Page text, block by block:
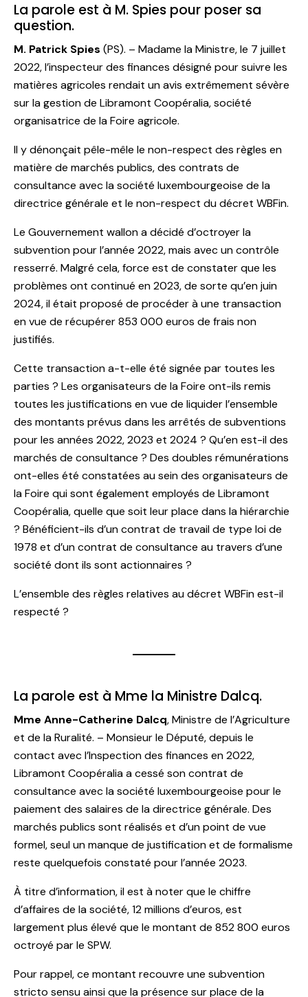
La parole est à M. Spies pour poser sa
question.
M. Patrick Spies (PS). – Madame la Ministre, le 7 juillet
2022, l’inspecteur des finances désigné pour suivre les
matières agricoles rendait un avis extrêmement sévère
sur la gestion de Libramont Coopéralia, société
organisatrice de la Foire agricole.
Il y dénonçait pêle-mêle le non-respect des règles en
matière de marchés publics, des contrats de
consultance avec la société luxembourgeoise de la
directrice générale et le non-respect du décret WBFin.
Le Gouvernement wallon a décidé d’octroyer la
subvention pour l’année 2022, mais avec un contrôle
resserré. Malgré cela, force est de constater que les
problèmes ont continué en 2023, de sorte qu’en juin
2024, il était proposé de procéder à une transaction
en vue de récupérer 853 000 euros de frais non
justifiés.
Cette transaction a-t-elle été signée par toutes les
parties ? Les organisateurs de la Foire ont-ils remis
toutes les justifications en vue de liquider l’ensemble
des montants prévus dans les arrêtés de subventions
pour les années 2022, 2023 et 2024 ? Qu’en est-il des
marchés de consultance ? Des doubles rémunérations
ont-elles été constatées au sein des organisateurs de
la Foire qui sont également employés de Libramont
Coopéralia, quelle que soit leur place dans la hiérarchie
? Bénéficient-ils d’un contrat de travail de type loi de
1978 et d’un contrat de consultance au travers d’une
société dont ils sont actionnaires ?
L’ensemble des règles relatives au décret WBFin est-il
respecté ?
La parole est à Mme la Ministre Dalcq.
Mme Anne-Catherine Dalcq, Ministre de l’Agriculture
et de la Ruralité. – Monsieur le Député, depuis le
contact avec l’Inspection des finances en 2022,
Libramont Coopéralia a cessé son contrat de
consultance avec la société luxembourgeoise pour le
paiement des salaires de la directrice générale. Des
marchés publics sont réalisés et d’un point de vue
formel, seul un manque de justification et de formalisme
reste quelquefois constaté pour l’année 2023.
À titre d’information, il est à noter que le chiffre
d’affaires de la société, 12 millions d’euros, est
largement plus élevé que le montant de 852 800 euros
octroyé par le SPW.
Pour rappel, ce montant recouvre une subvention
stricto sensu ainsi que la présence sur place de la